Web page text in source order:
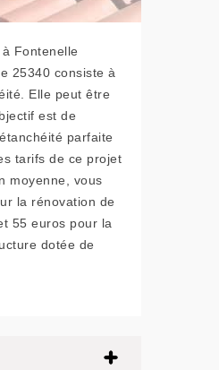
Fontenelle
25340 consiste à
Elle peut être
est de
parfaite
tarifs de ce projet
moyenne, vous
la rénovation de
55 euros pour la
dotée de